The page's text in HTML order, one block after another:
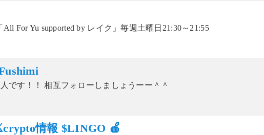
For Yu supported by レイク」毎週土曜日21:30～21:55
です！！ 相互フォローしましょうーー＾＾
情報 $LINGO 🍎